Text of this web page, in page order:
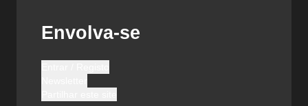
Envolva-se